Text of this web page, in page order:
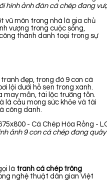
hình ảnh đàn cá chép đang
vũ môn trong nhà là gia chủ
vượng trong cuộc sống,
thành danh toại trong sự
tranh đẹp, trong đó 9 con cá
lội dưới hồ sen trong xanh.
may mắn, tài lộc trường tồn.
là cầu mong sức khỏe và tài
công danh.
ảnh 9 con cá chép đang
là tranh cá chép trông
nghệ thuật dân gian Việt